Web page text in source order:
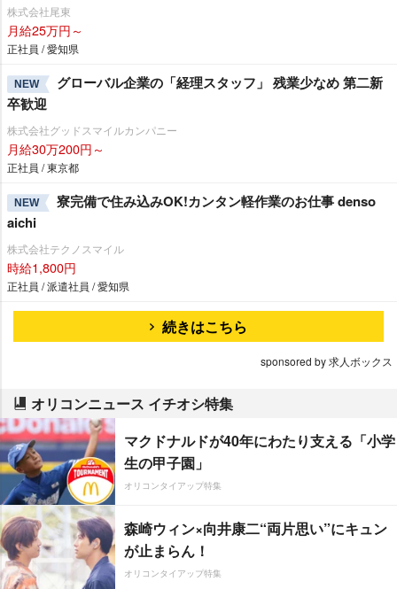
株式会社尾東
月給25万円～
正社員 / 愛知県
NEW
グローバル企業の「経理スタッフ」 残業少なめ 第二新
卒歓迎
株式会社グッドスマイルカンパニー
月給30万200円～
正社員 / 東京都
NEW
寮完備で住み込みOK!カンタン軽作業のお仕事 denso
aichi
株式会社テクノスマイル
時給1,800円
正社員 / 派遣社員 / 愛知県
続きはこちら
sponsored by 求人ボックス
オリコンニュース イチオシ特集
マクドナルドが40年にわたり支える「小学
生の甲子園」
オリコンタイアップ特集
森崎ウィン×向井康二“両片思い”にキュン
が止まらん！
オリコンタイアップ特集